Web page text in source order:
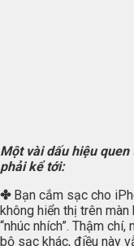
Một vài dấu hiệu
phải kể tới:
✤Bạn cắm sạc cho
không hiển thị trên
“nhúc nhích”. Thậm
bộ sạc khác, điều này